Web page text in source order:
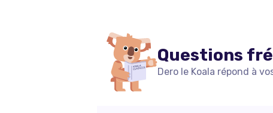
Questions
Dero le Koala répond à